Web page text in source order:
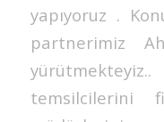
yapıyoruz .
partnerimiz
temsilcilerini